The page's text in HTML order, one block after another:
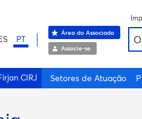
PT
Área do Associado
Associe-se
CIRJ Setores de Atuação